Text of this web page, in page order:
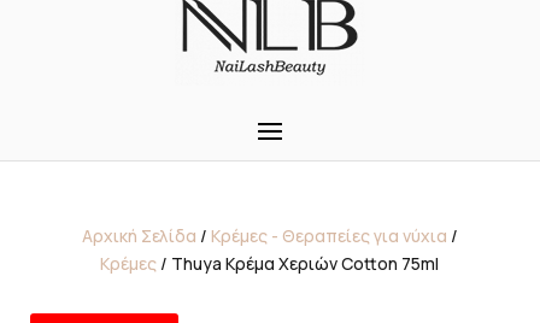
Αρχική Σελίδα / Κρέμες - Θεραπείες για νύχια /
Κρέμες / Thuya Κρέμα Χεριών Cotton 75ml